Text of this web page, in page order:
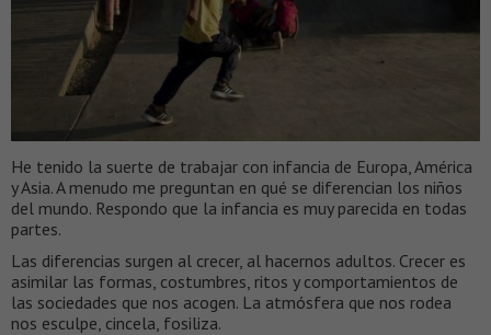
He tenido la suerte de trabajar con infancia de Europa, América
y Asia. A menudo me preguntan en qué se diferencian los niños
del mundo. Respondo que la infancia es muy parecida en todas
partes.
Las diferencias surgen al crecer, al hacernos adultos. Crecer es
asimilar las formas, costumbres, ritos y comportamientos de
las sociedades que nos acogen. La atmósfera que nos rodea
nos esculpe, cincela, fosiliza.